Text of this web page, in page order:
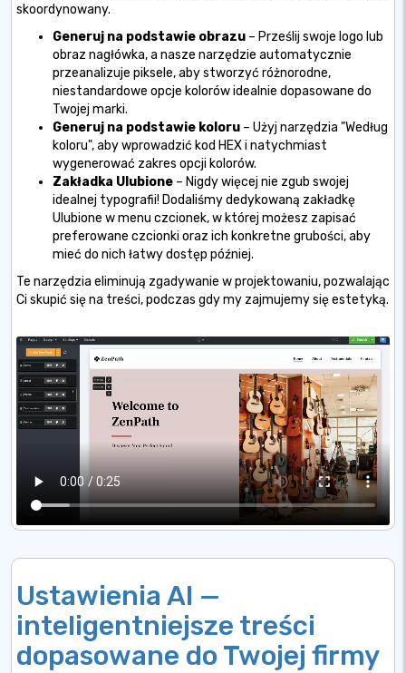
skoordynowany.
Generuj na podstawie obrazu – Prześlij swoje logo lub
obraz nagłówka, a nasze narzędzie automatycznie
przeanalizuje piksele, aby stworzyć różnorodne,
niestandardowe opcje kolorów idealnie dopasowane do
Twojej marki.
Generuj na podstawie koloru – Użyj narzędzia "Według
koloru", aby wprowadzić kod HEX i natychmiast
wygenerować zakres opcji kolorów.
Zakładka Ulubione – Nigdy więcej nie zgub swojej
idealnej typografii! Dodaliśmy dedykowaną zakładkę
Ulubione w menu czcionek, w której możesz zapisać
preferowane czcionki oraz ich konkretne grubości, aby
mieć do nich łatwy dostęp później.
Te narzędzia eliminują zgadywanie w projektowaniu, pozwalając
Ci skupić się na treści, podczas gdy my zajmujemy się estetyką.
Ustawienia AI —
inteligentniejsze treści
dopasowane do Twojej firmy